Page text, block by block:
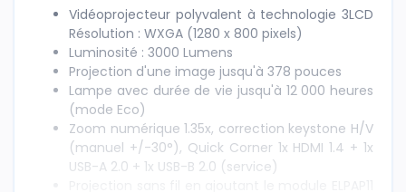
Vidéoprojecteur polyvalent à technologie 3LCD
Résolution : WXGA (1280 x 800 pixels)
Luminosité : 3000 Lumens
Projection d'une image jusqu'à 378 pouces
Lampe avec durée de vie jusqu'à 12 000 heures
(mode Eco)
Zoom numérique 1.35x, correction keystone H/V
(manuel +/-30°), Quick Corner 1x HDMI 1.4 + 1x
USB-A 2.0 + 1x USB-B 2.0 (service)